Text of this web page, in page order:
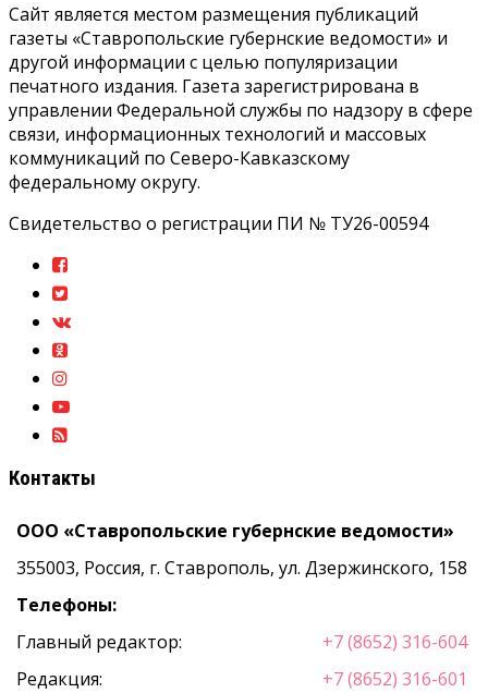
Сайт является местом размещения публикаций
газеты «Ставропольские губернские ведомости» и
другой информации с целью популяризации
печатного издания. Газета зарегистрирована в
управлении Федеральной службы по надзору в сфере
связи, информационных технологий и массовых
коммуникаций по Северо-Кавказскому
федеральному округу.
Свидетельство о регистрации ПИ № ТУ26-00594
Контакты
ООО «Ставропольские губернские ведомости»
355003, Россия, г. Ставрополь, ул. Дзержинского, 158
Телефоны:
Главный редактор:
+7 (8652) 316-604
Редакция:
+7 (8652) 316-601